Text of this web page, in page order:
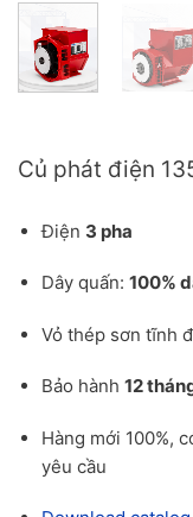
Củ phát điện
Điện 3 pha
Dây quấn: 100%
Vỏ thép sơn tĩnh
Bảo hành 12
Hàng mới 100%,
yêu cầu